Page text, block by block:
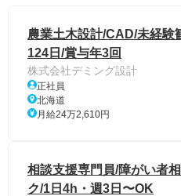
農業土木設計/CAD/未経験
124日/賞与年3回
株式会社デミング設計
正社員
北海道
月給24万2,610円
相談支援専門員/障がい者
ク/1日4h・週3日〜OK